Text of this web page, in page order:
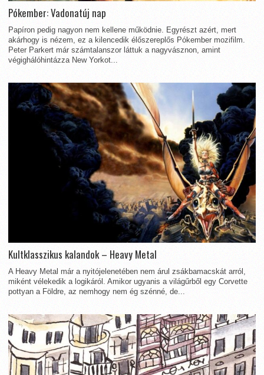
Pókember: Vadonatúj nap
Papíron pedig nagyon nem kellene működnie. Egyrészt azért, mert
akárhogy is nézem, ez a kilencedik élőszereplős Pókember mozifilm.
Peter Parkert már számtalanszor láttuk a nagyvásznon, amint
végighálóhintázza New Yorkot...
Kultklasszikus kalandok – Heavy Metal
A Heavy Metal már a nyitójelenetében nem árul zsákbamacskát arról,
miként vélekedik a logikáról. Amikor ugyanis a világűrből egy Corvette
pottyan a Földre, az nemhogy nem ég szénné, de...